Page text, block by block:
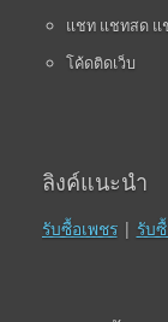
แชท แชทสด แ
โค้ดติดเว็บ
ลิงค์แนะนำ
รับซื้อเพชร| รับ